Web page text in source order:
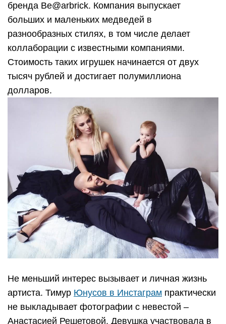
бренда Be@arbrick. Компания выпускает
больших и маленьких медведей в
разнообразных стилях, в том числе делает
коллаборации с известными компаниями.
Стоимость таких игрушек начинается от двух
тысяч рублей и достигает полумиллиона
долларов.
Не меньший интерес вызывает и личная жизнь
артиста. Тимур Юнусов в Инстаграм практически
не выкладывает фотографии с невестой –
Анастасией Решетовой. Девушка участвовала в